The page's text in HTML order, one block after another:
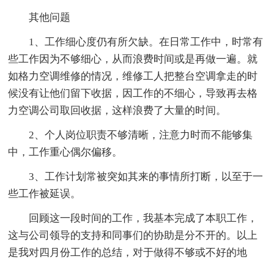
其他问题
1、工作细心度仍有所欠缺。在日常工作中，时常有
些工作因为不够细心，从而浪费时间或是再做一遍。就
如格力空调维修的情况，维修工人把整台空调拿走的时
候没有让他们留下收据，因工作的不细心，导致再去格
力空调公司取回收据，这样浪费了大量的时间。
2、个人岗位职责不够清晰，注意力时而不能够集
中，工作重心偶尔偏移。
3、工作计划常被突如其来的事情所打断，以至于一
些工作被延误。
回顾这一段时间的工作，我基本完成了本职工作，
这与公司领导的支持和同事们的协助是分不开的。以上
是我对四月份工作的总结，对于做得不够或不好的地